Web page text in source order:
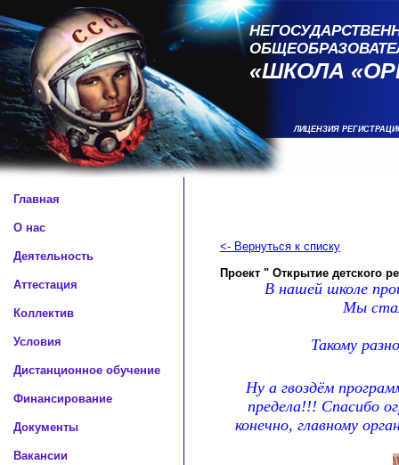
«ШКОЛА
ЛИЦЕНЗИЯ
Главная
О нас
Деятельность
Аттестация
Коллектив
Условия
Дистанционное обучение
Финансирование
Документы
Вакансии
<- Вернуться к списку
Проект " Открытие детского
В нашей школе
Мы
Такому
Ну а гвоздём
предела!!! Спасибо
конечно, главному